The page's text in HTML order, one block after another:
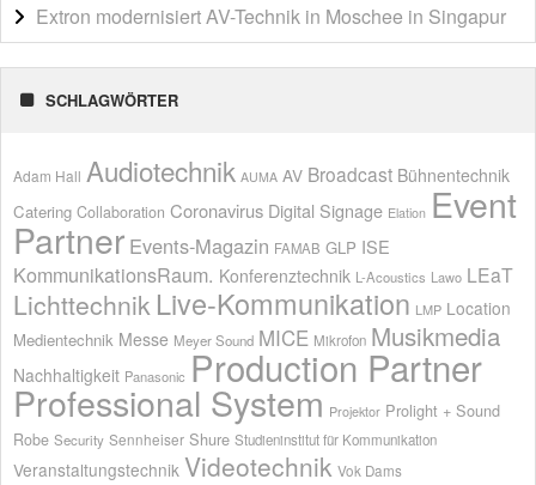
Extron modernisiert AV-Technik in Moschee in Singapur
SCHLAGWÖRTER
Adam Hall Audiotechnik AUMA AV Broadcast Bühnentechnik
Catering Collaboration Coronavirus Digital Signage Elation Event
Partner Events-Magazin FAMAB GLP ISE
KommunikationsRaum. Konferenztechnik L-Acoustics Lawo LEaT
Lichttechnik Live-Kommunikation LMP Location
Medientechnik Messe Meyer Sound MICE Mikrofon Musikmedia
Nachhaltigkeit Panasonic Production Partner
Professional System Projektor Prolight + Sound
Robe Security Sennheiser Shure Studieninstitut für Kommunikation
Veranstaltungstechnik Videotechnik Vok Dams